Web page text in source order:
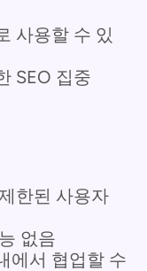
사용할 수 있
SEO 집중
한된 사용자
없음
에서 협업할 수